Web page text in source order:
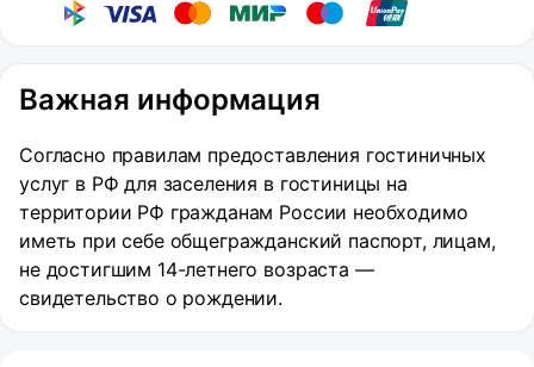
Важная информация
Согласно правилам предоставления гостиничных
услуг в РФ для заселения в гостиницы на
территории РФ гражданам России необходимо
иметь при себе общегражданский паспорт, лицам,
не достигшим 14-летнего возраста —
свидетельство о рождении.